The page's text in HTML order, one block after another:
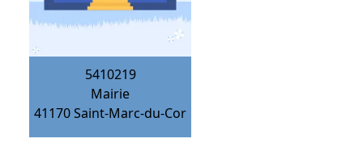
5410219
Mairie
41170Saint-Marc-du-Cor